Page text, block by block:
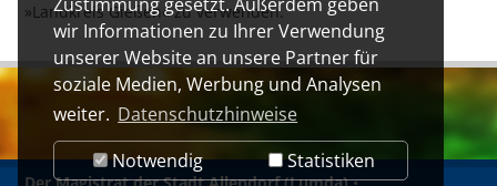
wir Informationen zu Ihrer Verwendung
unserer Website an unsere Partner für
soziale Medien, Werbung und Analysen
weiter. Datenschutzhinweise
Notwendig
Statistiken
»Landkreis Gießen« zu verwenden.